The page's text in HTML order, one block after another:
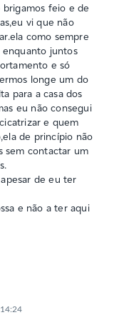
feio e de
vi que não
como sempre
enquanto juntos
e só
longe um do
para a casa dos
eu não consegui
e quem
de princípio não
sem contactar um
de eu ter
e não a ter aqui